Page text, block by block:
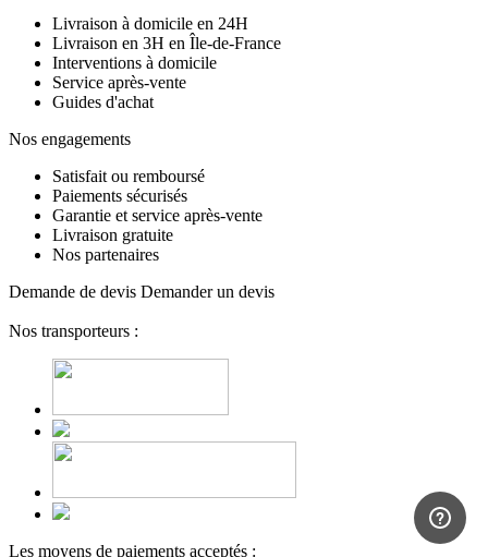
Livraison à domicile en 24H
Livraison en 3H en Île-de-France
Interventions à domicile
Service après-vente
Guides d'achat
Nos engagements
Satisfait ou remboursé
Paiements sécurisés
Garantie et service après-vente
Livraison gratuite
Nos partenaires
Demande de devis Demander un devis
Nos transporteurs :
Les moyens de paiements acceptés :